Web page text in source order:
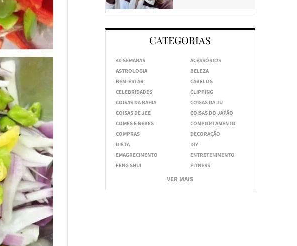
CATEGORIAS
40 SEMANAS
ACESSÓRIOS
ASTROLOGIA
BELEZA
BEM-ESTAR
CABELOS
CELEBRIDADES
CLIPPING
COISAS DA BAHIA
COISAS DA JU
COISAS DE JEE
COISAS DO JAPÃO
COMES E BEBES
COMPORTAMENTO
COMPRAS
DECORAÇÃO
DIETA
DIY
EMAGRECIMENTO
ENTRETENIMENTO
FENG SHUI
FITNESS
VER MAIS